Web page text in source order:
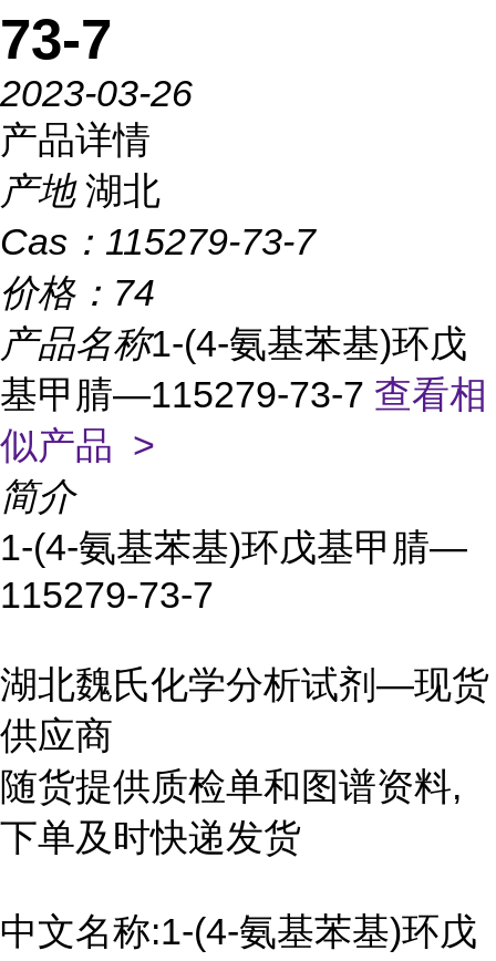
73-7
2023-03-26
产品详情
产地 湖北
Cas： 115279-73-7
价格： 74
产品名称1-(4-氨基苯基)环戊
基甲腈—115279-73-7 查看相
似产品 >
简介
1-(4-氨基苯基)环戊基甲腈—
115279-73-7
湖北魏氏化学分析试剂—现货
供应商
随货提供质检单和图谱资料,
下单及时快递发货
中文名称:1-(4-氨基苯基)环戊